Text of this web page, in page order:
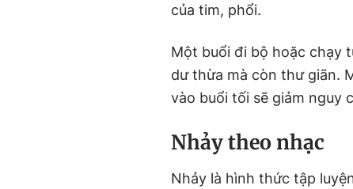
của tim, phổi.
Một buổi đi bộ hoặc chạy
dư thừa mà còn thư giãn.
vào buổi tối sẽ giảm nguy
Nhảy theo nhạc
Nhảy là hình thức tập